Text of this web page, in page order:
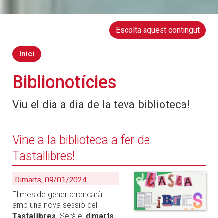
Escolta aquest contingut
Inici
Biblionotícies
Viu el dia a dia de la teva biblioteca!
Vine a la biblioteca a fer de
Tastallibres!
Dimarts, 09/01/2024
El mes de gener arrencarà
amb una nova sessió del
Tastallibres . Serà el dimarts